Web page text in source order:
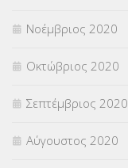
Νοέμβριος 2020
Οκτώβριος 2020
Σεπτέμβριος 2020
Αύγουστος 2020